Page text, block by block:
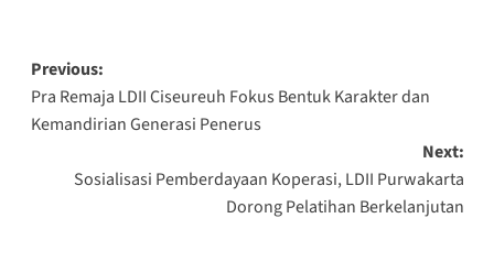
Post
navigation
Previous:
Pra Remaja LDII Ciseureuh Fokus Bentuk Karakter dan
Kemandirian Generasi Penerus
Next:
Sosialisasi Pemberdayaan Koperasi, LDII Purwakarta
Dorong Pelatihan Berkelanjutan